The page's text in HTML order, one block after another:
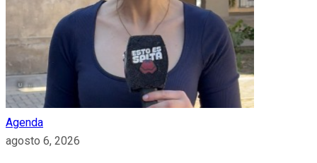
Agenda
agosto 6, 2026